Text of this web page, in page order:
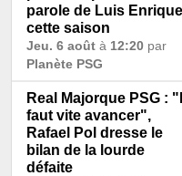
parole de Luis Enrique
cette saison
Jeu. 6 août à 12:20 par
Planète PSG
Real Majorque PSG : "Il
faut vite avancer",
Rafael Pol dresse le
bilan de la lourde
défaite